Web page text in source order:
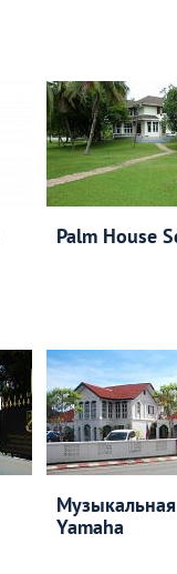
Palm House
Yamaha